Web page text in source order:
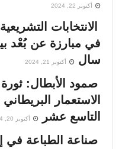
أكتوبر 22, 2024
الانتخابات
في مبارزة عن بُعْد
سال
أكتوبر 21, 2024
صمود الأبطال:
الاستعمار
التاسع عشر
أكتوبر 20, 2024
صناعة الطباعة في